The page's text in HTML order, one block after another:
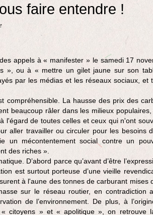
faire entendre !
appels à « manifester » le samedi 17
», ou à « mettre un gilet jaune sur son
par les médias et les réseaux sociaux, et
compréhensible. La hausse des prix des
beaucoup râler dans les milieux
l'égard de toutes celles et ceux qui n'ont
aller travailler ou circuler pour les besoins
un mécontentement social contre un
des riches ».
D’abord parce qu’avant d’être
est surtout porteuse d’une vieille
à l'aune des tonnes de carburant mises
sur le réseau routier, en contradiction
de l’environnement. De plus, à
citoyens » et « apolitique », on retrouve